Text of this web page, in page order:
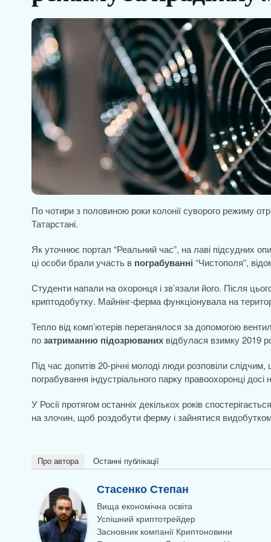
По чотири з половиною роки колонії суворого режиму
Татарстані.
Як уточнює портал “Реальний час”, на лаві підсудних
ці особи брали участь в пограбуванні “Чистополя”,
Студенти напали на охоронця і зв’язали його. Після
криптодобутку. Майнінг-ферма функціонувала на
Тепло від комп’ютерів переганялося за допомогою
позатриманню підозрюваних відбулася взимку 2019
Під час допитів 20-річні молоді люди розповіли
пограбування індустріального парку правоохоронці досі
У Росії протягом останніх декількох років
на злочин, щоб роздобути ферму і зайнятися
Про автора Останні публікації
Стасенко Степан
Вища економічна освіта
Успішний криптотрейдер
Засновник компанії Криптоновини